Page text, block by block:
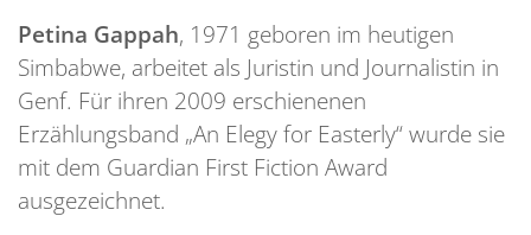
Petina Gappah, 1971 geboren im heutigen
Simbabwe, arbeitet als Juristin und Journalistin in
Genf. Für ihren 2009 erschienenen
Erzählungsband „An Elegy for Easterly“ wurde sie
mit dem Guardian First Fiction Award
ausgezeichnet.